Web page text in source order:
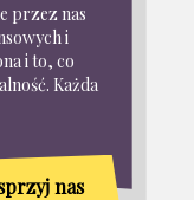
przez nas
i
i to, co
Każda
nas